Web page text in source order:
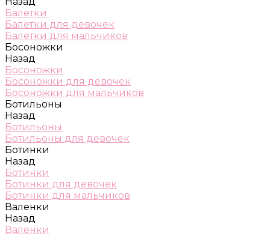
Балетки
Балетки для девочек
Балетки для мальчиков
Босоножки
Назад
Босоножки
Босоножки для девочек
Босоножки для мальчиков
Ботильоны
Назад
Ботильоны
Ботильоны для девочек
Ботинки
Назад
Ботинки
Ботинки для девочек
Ботинки для мальчиков
Валенки
Назад
Валенки